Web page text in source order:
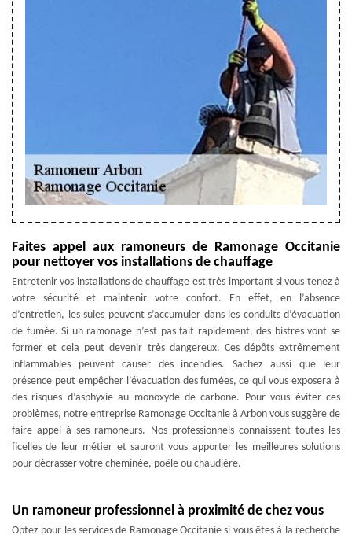
Faites appel aux ramoneurs de Ramonage Occitanie
pour nettoyer vos installations de chauffage
Entretenir vos installations de chauffage est très important si vous tenez à
votre sécurité et maintenir votre confort. En effet, en l’absence
d’entretien, les suies peuvent s’accumuler dans les conduits d’évacuation
de fumée. Si un ramonage n’est pas fait rapidement, des bistres vont se
former et cela peut devenir très dangereux. Ces dépôts extrêmement
inflammables peuvent causer des incendies. Sachez aussi que leur
présence peut empêcher l’évacuation des fumées, ce qui vous exposera à
des risques d’asphyxie au monoxyde de carbone. Pour vous éviter ces
problèmes, notre entreprise Ramonage Occitanie à Arbon vous suggère de
faire appel à ses ramoneurs. Nos professionnels connaissent toutes les
ficelles de leur métier et sauront vous apporter les meilleures solutions
pour décrasser votre cheminée, poêle ou chaudière.
Un ramoneur professionnel à proximité de chez vous
Optez pour les services de Ramonage Occitanie si vous êtes à la recherche